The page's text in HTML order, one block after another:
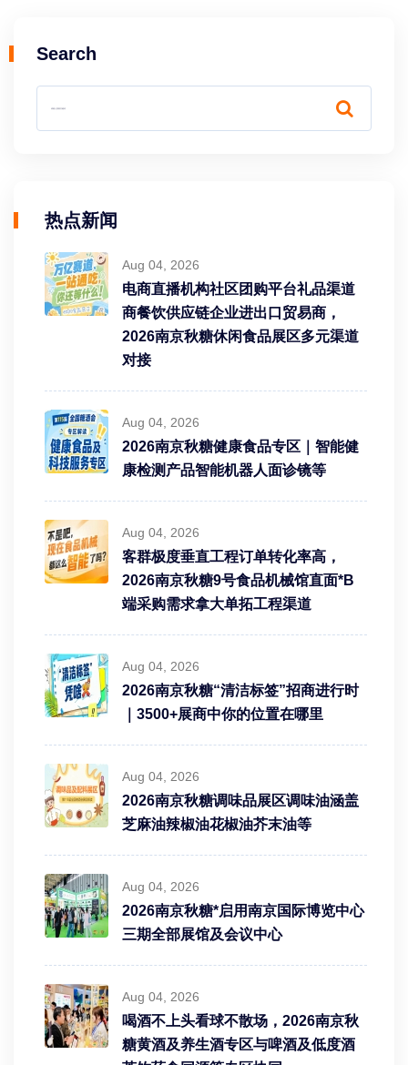
Search
热点新闻
Aug 04, 2026
电商直播机构社区团购平台礼品渠道
商餐饮供应链企业进出口贸易商，
2026南京秋糖休闲食品展区多元渠道
对接
Aug 04, 2026
2026南京秋糖健康食品专区｜智能健
康检测产品智能机器人面诊镜等
Aug 04, 2026
客群极度垂直工程订单转化率高，
2026南京秋糖9号食品机械馆直面*B
端采购需求拿大单拓工程渠道
Aug 04, 2026
2026南京秋糖“清洁标签”招商进行时
｜3500+展商中你的位置在哪里
Aug 04, 2026
2026南京秋糖调味品展区调味油涵盖
芝麻油辣椒油花椒油芥末油等
Aug 04, 2026
2026南京秋糖*启用南京国际博览中心
三期全部展馆及会议中心
Aug 04, 2026
喝酒不上头看球不散场，2026南京秋
糖黄酒及养生酒专区与啤酒及低度酒